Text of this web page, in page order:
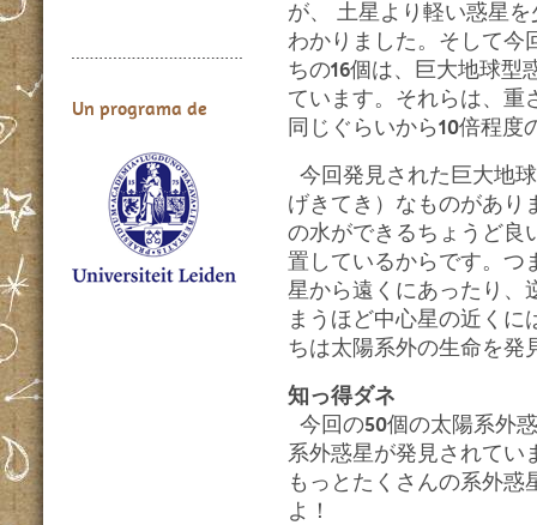
Un programa de
が、 土星より軽い惑星
わかりました。そして今
ちの16個は、巨大地球型
ています。それらは、重
同じぐらいから10倍程度
今回発見された巨大地
げきてき）なものがあり
の水ができるちょうど良
置しているからです。つ
星から遠くにあったり、
まうほど中心星の近く
ちは太陽系外の生命を発
知っ得ダネ
今回の50個の太陽系外
系外惑星が発見されて
もっとたくさんの系外
よ！